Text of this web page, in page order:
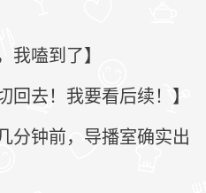
我嗑到了】
回去！我要看后续！】
分钟前，导播室确实出